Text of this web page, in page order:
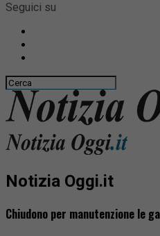
Seguici su
Notizia Oggi.it
Chiudono per manutenzione le